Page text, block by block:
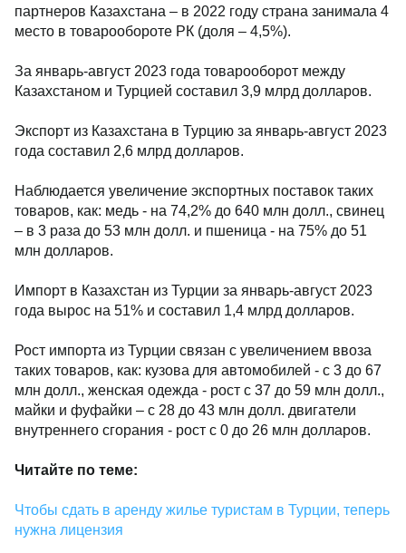
партнеров Казахстана – в 2022 году страна занимала 4
место в товарообороте РК (доля – 4,5%).
За январь-август 2023 года товарооборот между
Казахстаном и Турцией составил 3,9 млрд долларов.
Экспорт из Казахстана в Турцию за январь-август 2023
года составил 2,6 млрд долларов.
Наблюдается увеличение экспортных поставок таких
товаров, как: медь - на 74,2% до 640 млн долл., свинец
– в 3 раза до 53 млн долл. и пшеница - на 75% до 51
млн долларов.
Импорт в Казахстан из Турции за январь-август 2023
года вырос на 51% и составил 1,4 млрд долларов.
Рост импорта из Турции связан с увеличением ввоза
таких товаров, как: кузова для автомобилей - с 3 до 67
млн долл., женская одежда - рост с 37 до 59 млн долл.,
майки и фуфайки – с 28 до 43 млн долл. двигатели
внутреннего сгорания - рост с 0 до 26 млн долларов.
Читайте по теме:
Чтобы сдать в аренду жилье туристам в Турции, теперь
нужна лицензия